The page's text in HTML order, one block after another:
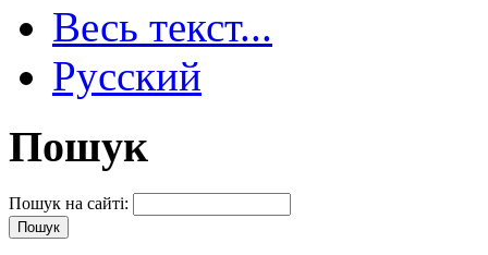
Весь текст...
Русский
Пошук
Пошук на сайті: